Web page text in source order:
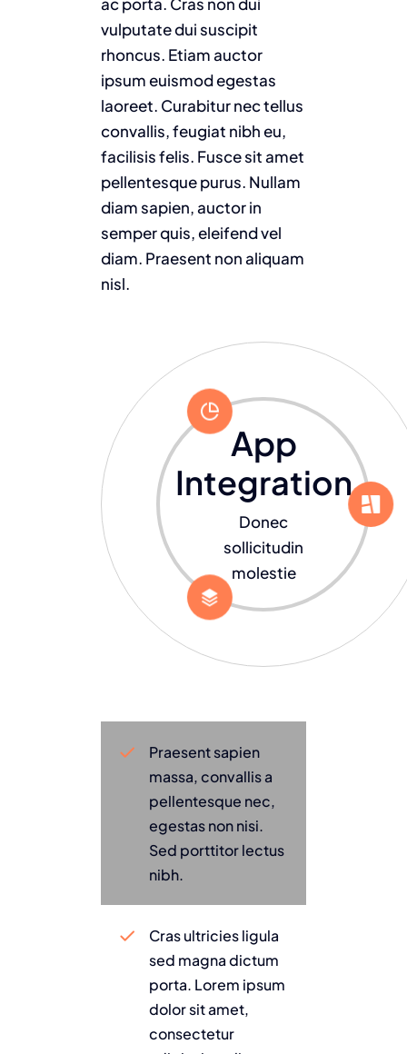
vulputate dui suscipit
rhoncus. Etiam auctor
ipsum euismod egestas
laoreet. Curabitur nec tellus
convallis, feugiat nibh eu,
facilisis felis. Fusce sit amet
pellentesque purus. Nullam
diam sapien, auctor in
semper quis, eleifend vel
diam. Praesent non aliquam
nisl.
App
Integration
Donec
sollicitudin
molestie
Praesent sapien
massa, convallis a
pellentesque nec,
egestas non nisi.
Sed porttitor lectus
nibh.
Cras ultricies ligula
sed magna dictum
porta. Lorem ipsum
dolor sit amet,
consectetur